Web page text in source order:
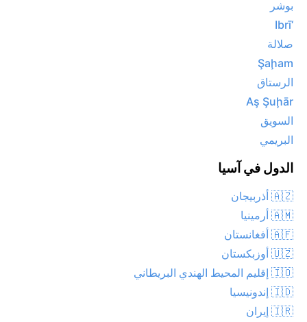
بوشر
‘Ibrī
صلالة
Şaḩam
الرستاق
Aş Şuḩār
السويق
البريمي
الدول في آسيا
🇦🇿 أذربيجان
🇦🇲 أرمينيا
🇦🇫 أفغانستان
🇺🇿 أوزبكستان
🇮🇴 إقليم المحيط الهندي البريطاني
🇮🇩 إندونيسيا
🇮🇷 إيران